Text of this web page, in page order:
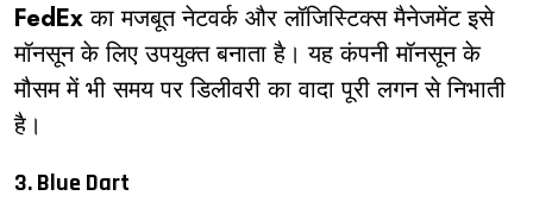
FedExका मजबूत नेटवर्क और लॉजिस्टिक्स मैनेजमेंट इसे
मॉनसून के लिए उपयुक्त बनाता है। यह कंपनी मॉनसून के
मौसम में भी समय पर डिलीवरी का वादा पूरी लगन से निभाती
है।
3. Blue Dart